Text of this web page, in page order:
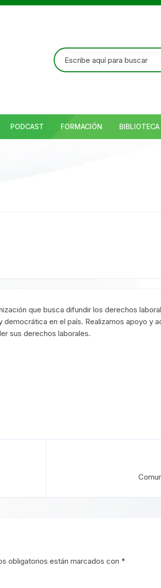
Buscar:
PODCAST FORMACIÓN BIBLIOTECA
que busca difundir los derechos
en el país. Realizamos apoyo y
sus derechos laborales.
obligatorios están marcados con *